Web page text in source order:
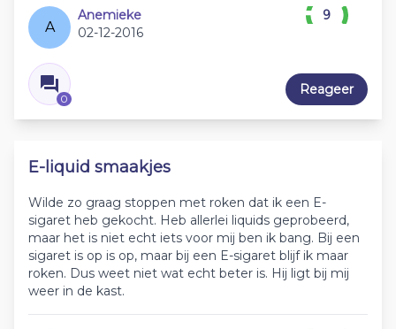
A
Anemieke
02-12-2016
0
9
Reageer
E-liquid smaakjes
Wilde zo graag stoppen met roken dat ik een E-
sigaret heb gekocht. Heb allerlei liquids geprobeerd,
maar het is niet echt iets voor mij ben ik bang. Bij een
sigaret is op is op, maar bij een E-sigaret blijf ik maar
roken. Dus weet niet wat echt beter is. Hij ligt bij mij
weer in de kast.